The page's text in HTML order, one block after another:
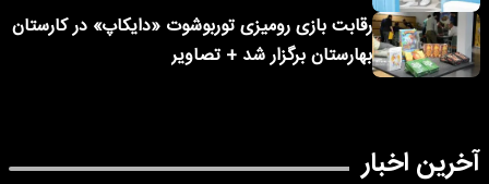
رقابت بازی رومیزی توربوشوت «دایکاپ» در کارستان
بهارستان برگزار شد + تصاویر
آخرین اخبار